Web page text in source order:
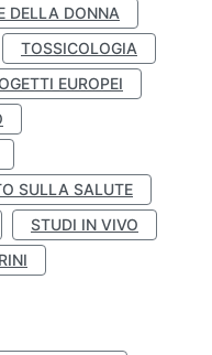
DELLA DONNA
TOSSICOLOGIA
EUROPEI
SULLA SALUTE
STUDI IN VIVO